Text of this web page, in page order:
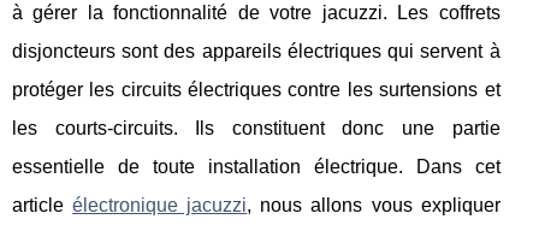
à gérer la fonctionnalité de votre jacuzzi. Les coffrets
disjoncteurs sont des appareils électriques qui servent à
protéger les circuits électriques contre les surtensions et
les courts-circuits. Ils constituent donc une partie
essentielle de toute installation électrique. Dans cet
articleélectronique jacuzzi, nous allons vous expliquer